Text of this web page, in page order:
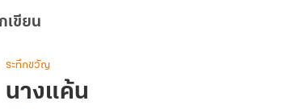
เขียน
ระทึกขวัญ
นางแค้น